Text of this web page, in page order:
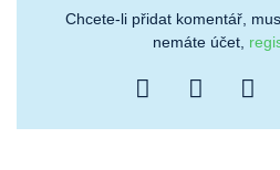
Chcete-li přidat komentář,
nemáte účet,